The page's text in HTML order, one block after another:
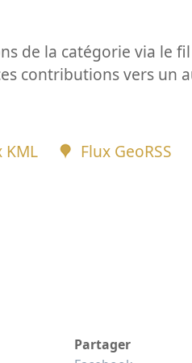
de la catégorie via le fil
contributions vers un
KML Flux GeoRSS
Partager